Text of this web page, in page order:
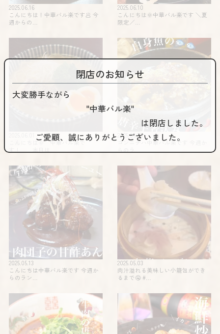
2025.06.16
こんにちは！中華バル楽です🥟 今
週からの…
2025.06.10
こんにちは🌞中華バル楽です️ ＼夏
限定️／…
こんにちは🌞 中華バル楽で
2025.05.26
コンニチハ️️中華バル楽です 今週か
2025.05.13
こんにちは中華バル楽です 今週か
らのラン…
2025.05.03
肉汁溢れる美味しい小籠包ができ
るまで🤤 #…
閉店のお知らせ
大変勝手ながら
"中華バル楽"
は閉店しました。
ご愛顧、誠にありがとうございました。